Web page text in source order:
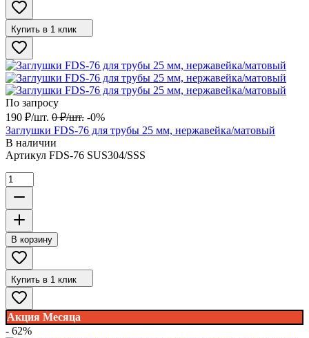
Купить в 1 клик
По запросу
190 ₽/шт. 0 ₽/шт. -0%
Заглушки FDS-76 для трубы 25 мм, нержавейка/матовый
В наличии
Артикул FDS-76 SUS304/SSS
В корзину
Купить в 1 клик
Акция Месяца
- 62%